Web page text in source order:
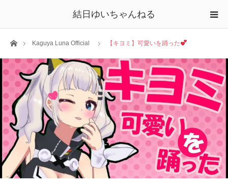
結日ゆいちゃんねる
ホームKaguya Luna Official 【キヨミ】可愛いを踊った